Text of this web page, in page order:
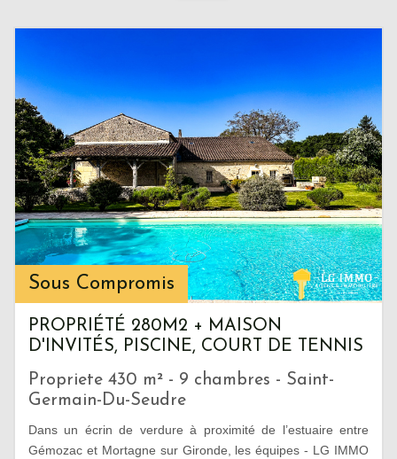
Sous Compromis
PROPRIÉTÉ 280M2 + MAISON
D'INVITÉS, PISCINE, COURT DE TENNIS
Propriete 430 m² - 9 chambres - Saint-
Germain-Du-Seudre
Dans un écrin de verdure à proximité de l’estuaire entre
Gémozac et Mortagne sur Gironde, les équipes - LG IMMO